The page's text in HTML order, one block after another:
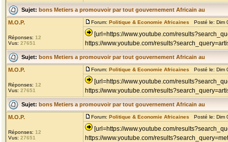
Sujet: bons Metiers a promouvoir par tout gouvernement Africain au
M.O.P.
Réponses: 12
Vus: 27651
Forum: Politique & Economie Africaines Posté le: Dim
[url=https://www.youtube.com/
https://www.youtube.com/
Sujet: bons Metiers a promouvoir par tout gouvernement Africain au
M.O.P.
Réponses: 12
Vus: 27651
Forum: Politique & Economie Africaines Posté le: Dim
[url=https://www.youtube.com/
https://www.youtube.com/
Sujet: bons Metiers a promouvoir par tout gouvernement Africain au
M.O.P.
Réponses: 12
Vus: 27651
Forum: Politique & Economie Africaines Posté le: Dim
[url=https://www.youtube.com/
https://www.youtube.com/